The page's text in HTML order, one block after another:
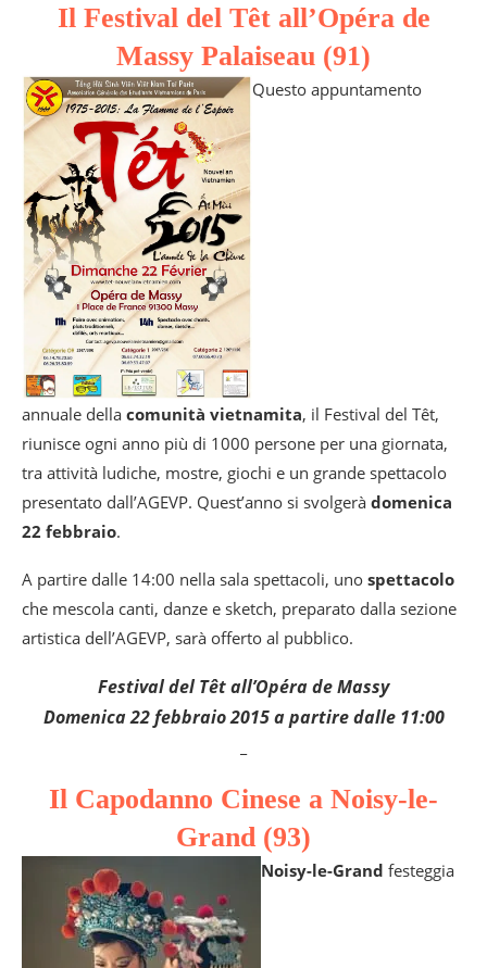
Il Festival del Têt all’Opéra de
Massy Palaiseau (91)
Questo appuntamento
annuale della comunità vietnamita, il Festival del Têt,
riunisce ogni anno più di 1000 persone per una giornata,
tra attività ludiche, mostre, giochi e un grande spettacolo
presentato dall’AGEVP. Quest’anno si svolgerà domenica
22 febbraio.
A partire dalle 14:00 nella sala spettacoli, uno spettacolo
che mescola canti, danze e sketch, preparato dalla sezione
artistica dell’AGEVP, sarà offerto al pubblico.
Festival del Têt all’Opéra de Massy
Domenica 22 febbraio 2015 a partire dalle 11:00
Il Capodanno Cinese a Noisy-le-
Grand (93)
Noisy-le-Grand festeggia